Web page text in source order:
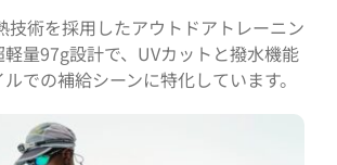
技術を採用したアウトドアトレーニン
量97g設計で、UVカットと撥水機能
での補給シーンに特化しています。